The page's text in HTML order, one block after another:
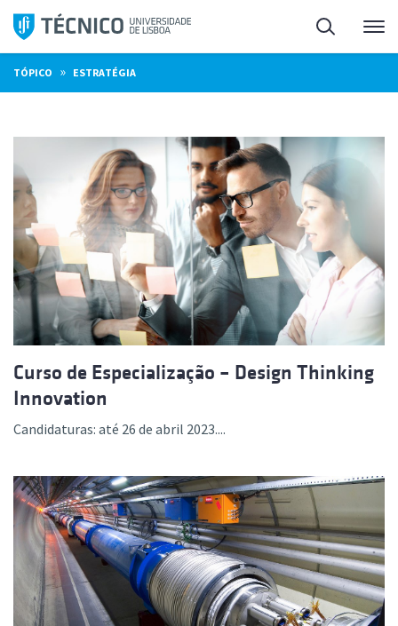
Saltar
para
o
conteúdo
Pesquisa
TÓPICO » ESTRATÉGIA
Curso de Especialização – Design Thinking
Innovation
Candidaturas: até 26 de abril 2023....